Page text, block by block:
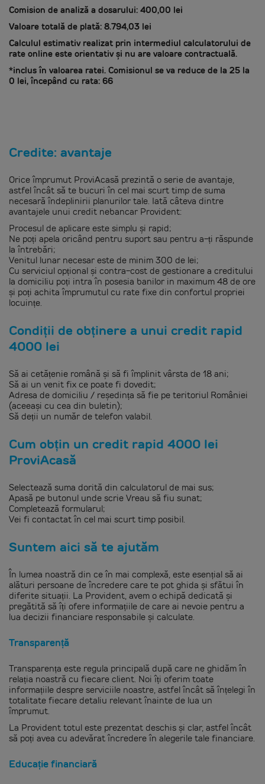
Comision de analiză a dosarului: 400,00 lei
Valoare totală de plată: 8.794,03 lei
Calculul estimativ realizat prin intermediul calculatorului de
rate online este orientativ și nu are valoare contractuală.
*inclus în valoarea ratei. Comisionul se va reduce de la 25 la
0 lei, începând cu rata: 66
Credite: avantaje
Orice împrumut ProviAcasă prezintă o serie de avantaje,
astfel încât să te bucuri în cel mai scurt timp de suma
necesară îndeplinirii planurilor tale. Iată câteva dintre
avantajele unui credit nebancar Provident:
Procesul de aplicare este simplu și rapid;
Ne poți apela oricând pentru suport sau pentru a-ți răspunde
la întrebări;
Venitul lunar necesar este de minim 300 de lei;
Cu serviciul opțional și contra-cost de gestionare a creditului
la domiciliu poți intra în posesia banilor in maximum 48 de ore
și poți achita împrumutul cu rate fixe din confortul propriei
locuințe.
Condiții de obținere a unui credit rapid
4000 lei
Să ai cetățenie română și să fi împlinit vârsta de 18 ani;
Să ai un venit fix ce poate fi dovedit;
Adresa de domiciliu / reședința să fie pe teritoriul României
(aceeași cu cea din buletin);
Să deții un număr de telefon valabil.
Cum obțin un credit rapid 4000 lei
ProviAcasă
Selectează suma dorită din calculatorul de mai sus;
Apasă pe butonul unde scrie Vreau să fiu sunat;
Completează formularul;
Vei fi contactat în cel mai scurt timp posibil.
Suntem aici să te ajutăm
În lumea noastră din ce în mai complexă, este esențial să ai
alături persoane de încredere care te pot ghida și sfătui în
diferite situații. La Provident, avem o echipă dedicată și
pregătită să îți ofere informațiile de care ai nevoie pentru a
lua decizii financiare responsabile și calculate.
Transparență
Transparența este regula principală după care ne ghidăm în
relația noastră cu fiecare client. Noi îți oferim toate
informațiile despre serviciile noastre, astfel încât să înțelegi în
totalitate fiecare detaliu relevant înainte de lua un
împrumut.
La Provident totul este prezentat deschis și clar, astfel încât
să poți avea cu adevărat încredere în alegerile tale financiare.
Educație financiară